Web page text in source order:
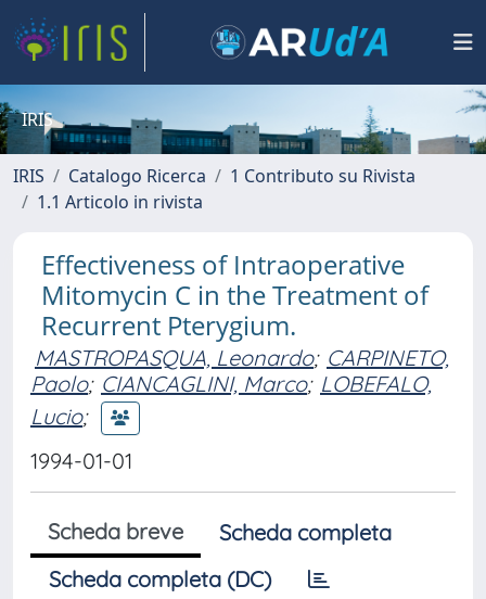
IRIS
IRIS Catalogo Ricerca
1 Contributo su Rivista
1.1 Articolo in rivista
Effectiveness of Intraoperative
Mitomycin C in the Treatment of
Recurrent Pterygium.
MASTROPASQUA, Leonardo; CARPINETO,
Paolo; CIANCAGLINI, Marco; LOBEFALO,
Lucio;
1994-01-01
Scheda breve
Scheda completa
Scheda completa (DC)